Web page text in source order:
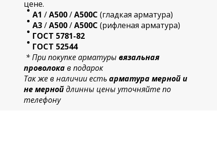
цене.
А1 /А500/А500С (гладкая арматура)
А3/А500/А500С (рифленая арматура)
ГОСТ 5781-82
ГОСТ 52544
* При покупке арматуры вязальная
проволокав подарок
Так же в наличии естьарматура мерной и
не мернойдлинны цены уточняйте по
телефону